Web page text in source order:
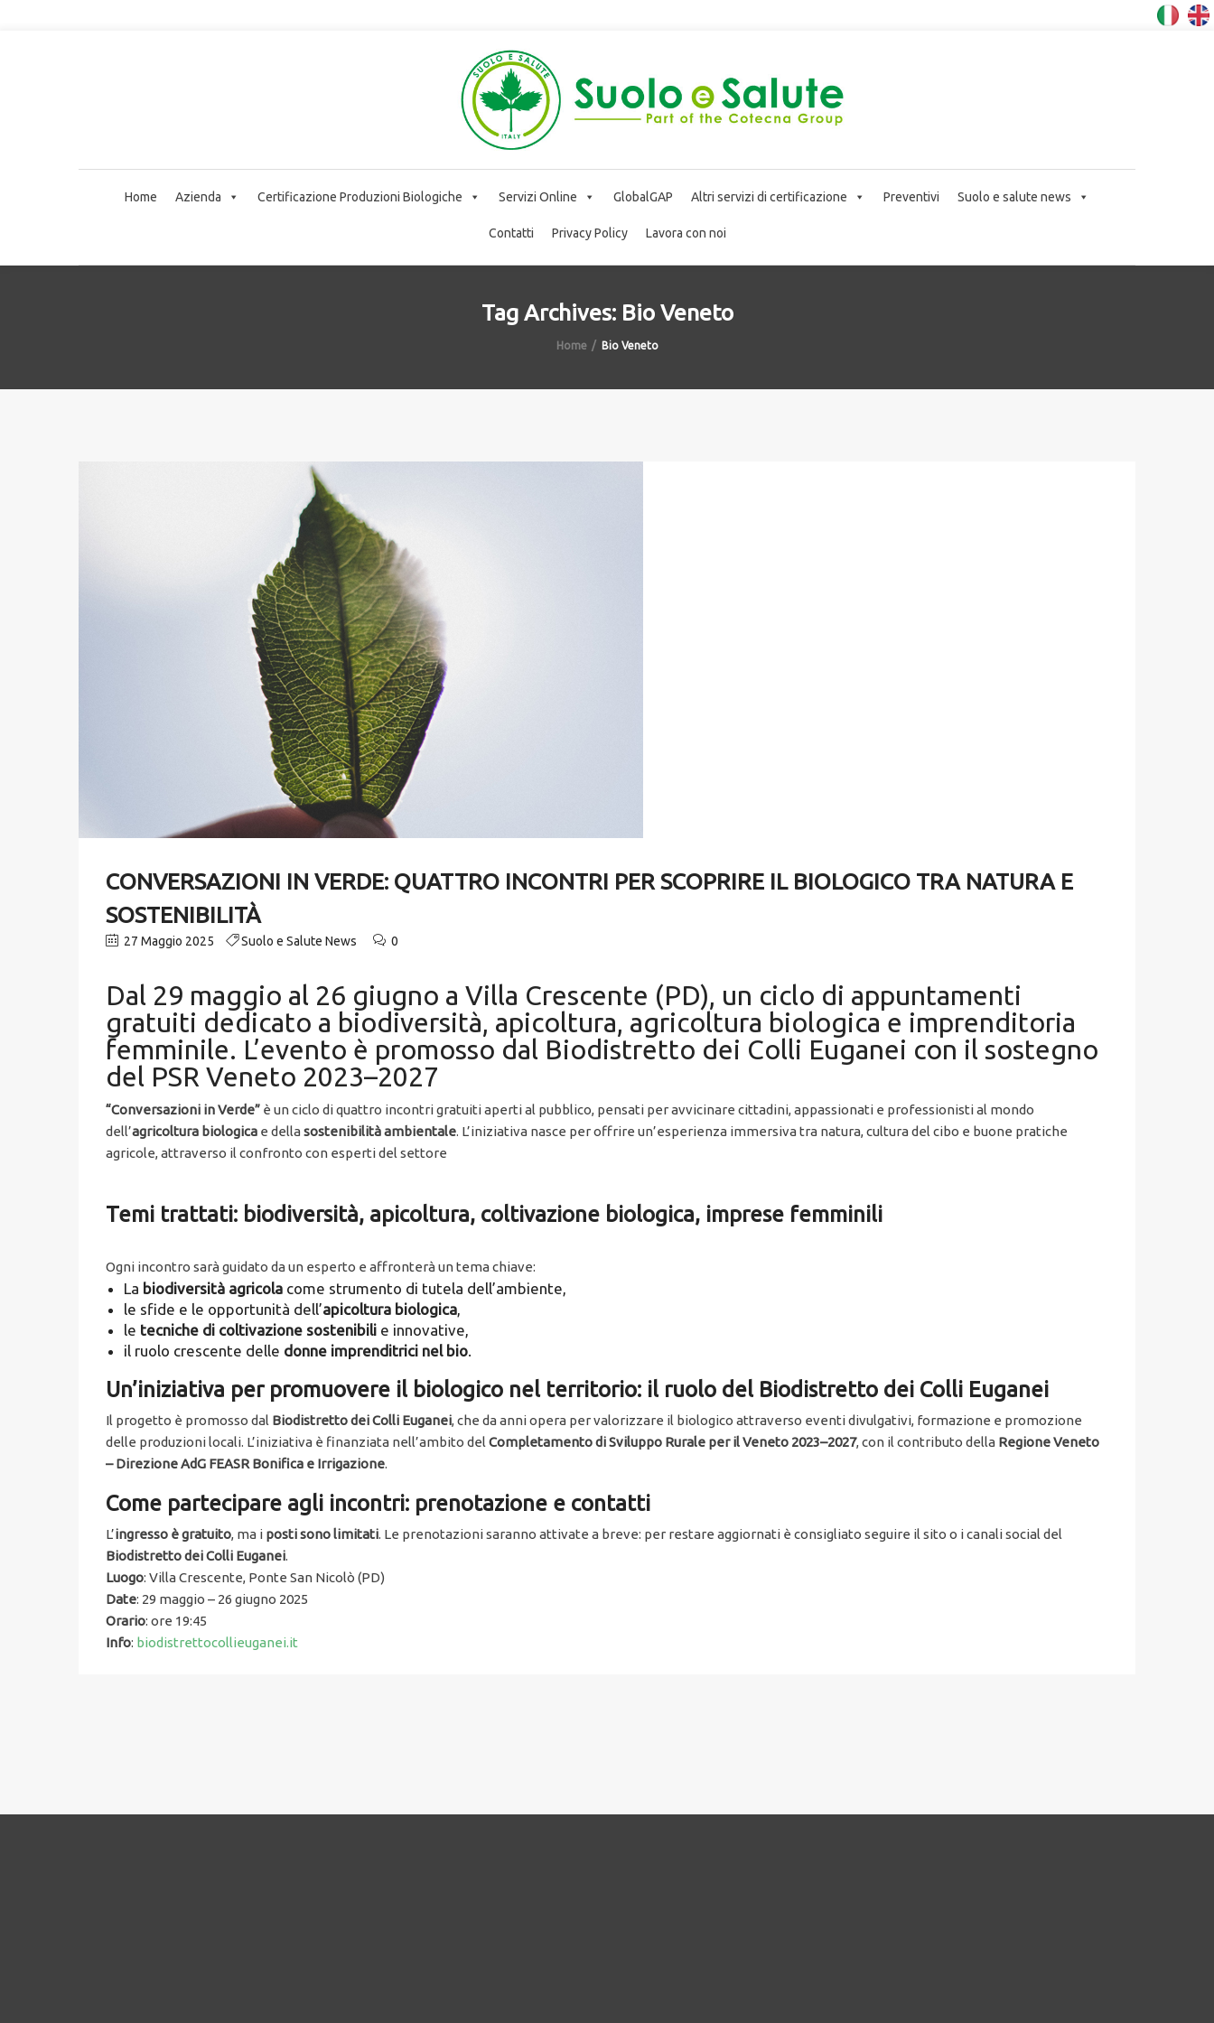
Home Azienda Certificazione Produzioni Biologiche Servizi Online GlobalGAP Altri servizi di certificazione Preventivi Suolo e salute news
Contatti Privacy Policy Lavora con noi
Tag Archives: Bio Veneto
Home Bio Veneto
CONVERSAZIONI IN VERDE: QUATTRO INCONTRI PER SCOPRIRE IL BIOLOGICO TRA NATURA E
SOSTENIBILITÀ
27 Maggio 2025 Suolo e Salute News 0
Dal 29 maggio al 26 giugno a Villa Crescente (PD), un ciclo di appuntamenti
gratuiti dedicato a biodiversità, apicoltura, agricoltura biologica e imprenditoria
femminile. L’evento è promosso dal Biodistretto dei Colli Euganei con il sostegno
del PSR Veneto 2023–2027
“Conversazioni in Verde” è un ciclo di quattro incontri gratuiti aperti al pubblico, pensati per avvicinare cittadini, appassionati e professionisti al mondo
dell’agricoltura biologica e dellasostenibilità ambientale. L’iniziativa nasce per offrire un’esperienza immersiva tra natura, cultura del cibo e buone pratiche
agricole, attraverso il confronto con esperti del settore
Temi trattati: biodiversità, apicoltura, coltivazione biologica, imprese femminili
Ogni incontro sarà guidato da un esperto e affronterà un tema chiave:
La biodiversità agricola come strumento di tutela dell’ambiente,
le sfide e le opportunità dell’apicoltura biologica,
le tecniche di coltivazione sostenibili e innovative,
il ruolo crescente delle donne imprenditrici nel bio.
Un’iniziativa per promuovere il biologico nel territorio: il ruolo del Biodistretto dei Colli Euganei
Il progetto è promosso dal Biodistretto dei Colli Euganei, che da anni opera per valorizzare il biologico attraverso eventi divulgativi, formazione e promozione
delle produzioni locali. L’iniziativa è finanziata nell’ambito delCompletamento di Sviluppo Rurale per il Veneto 2023–2027, con il contributo della Regione Veneto
– Direzione AdG FEASR Bonifica e Irrigazione.
Come partecipare agli incontri: prenotazione e contatti
L’ingresso è gratuito, ma i posti sono limitati. Le prenotazioni saranno attivate a breve: per restare aggiornati è consigliato seguire il sito o i canali social del
Biodistretto dei Colli Euganei.
Luogo: Villa Crescente, Ponte San Nicolò (PD)
Date: 29 maggio – 26 giugno 2025
Orario: ore 19:45
Info: biodistrettocollieuganei.it